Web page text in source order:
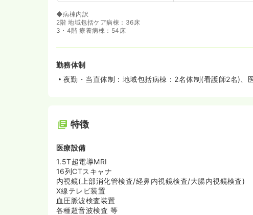
◆病棟内訳
2階 地域包括ケア病棟：36床
3・4階 療養病棟：54床
勤務体制
夜勤・当直体制：地域包括病棟：2名体制(看護師2名)
特徴
医療設備
1.5T超電導MRI
16列CTスキャナ
内視鏡(上部消化管検査/経鼻内視鏡検査/大腸内視鏡検査)
X線テレビ装置
血圧脈波検査装置
各種超音波検査 等